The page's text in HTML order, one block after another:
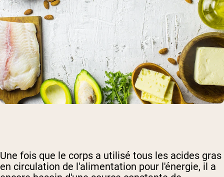
Une fois que le corps a utilisé tous les acides gras
en circulation de l'alimentation pour l'énergie, il a